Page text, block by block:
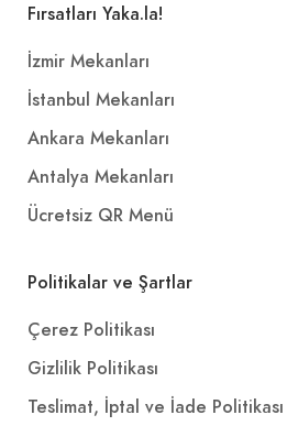
+
Fırsatları Yaka.la!
İzmir Mekanları
İstanbul Mekanları
Ankara Mekanları
Antalya Mekanları
Ücretsiz QR Menü
Politikalar ve Şartlar
Çerez Politikası
Gizlilik Politikası
Teslimat, İptal ve İade Politikası